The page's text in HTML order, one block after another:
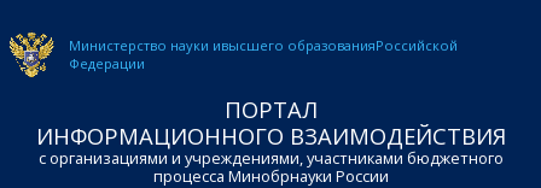
Министерство науки ивысшего образованияРоссийской
Федерации
ПОРТАЛ
ИНФОРМАЦИОННОГО ВЗАИМОДЕЙСТВИЯ
с организациями и учреждениями, участниками бюджетного
процесса Минобрнауки России